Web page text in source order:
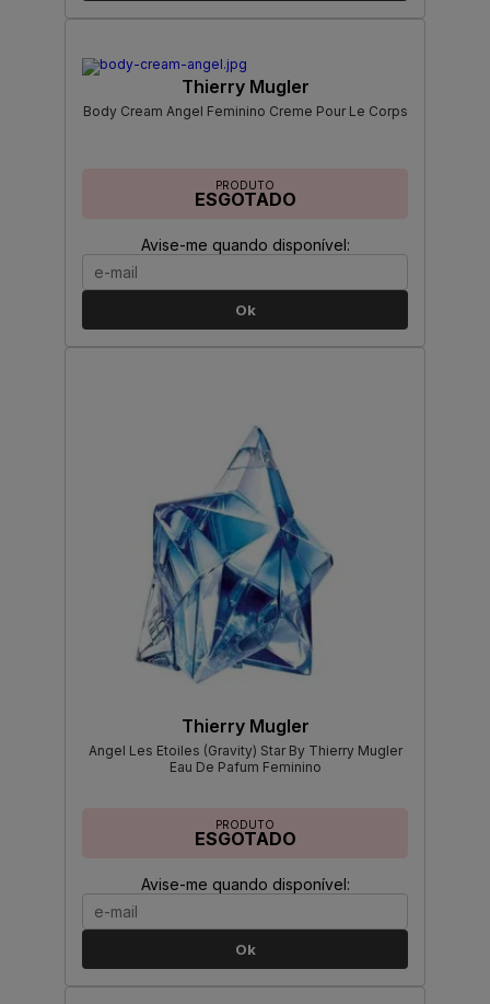
Thierry Mugler
Body Cream Angel Feminino Creme Pour Le Corps
PRODUTO
ESGOTADO
Avise-me quando disponível:
Ok
Thierry Mugler
Angel Les Etoiles (Gravity) Star By Thierry Mugler
Eau De Pafum Feminino
PRODUTO
ESGOTADO
Avise-me quando disponível:
Ok